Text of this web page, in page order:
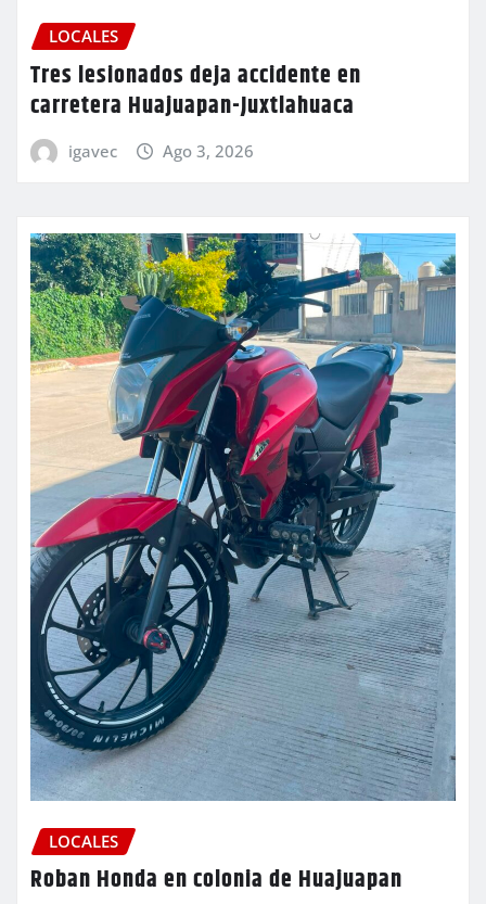
LOCALES
Tres lesionados deja accidente en
carretera Huajuapan-Juxtlahuaca
igavec Ago 3, 2026
LOCALES
Roban Honda en colonia de Huajuapan